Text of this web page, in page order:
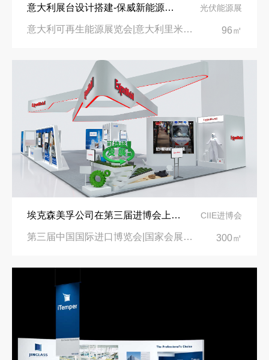
意大利展台设计搭建-保威新能源在意大利里米尼会展中心推出最新产品-中励展览设计策划公司 光伏能源展
意大利可再生能源展览会|意大利里米尼会展中心 96㎡
埃克森美孚公司在第三届进博会上展示非凡的展台搭建设计 CIIE进博会
第三届中国国际进口博览会|国家会展中心 300㎡